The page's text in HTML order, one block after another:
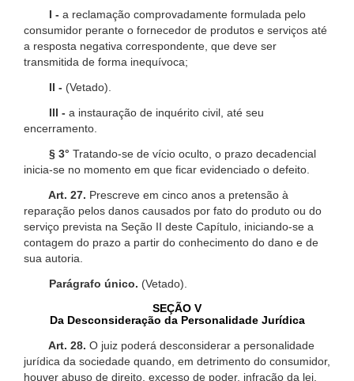
I - a reclamação comprovadamente formulada pelo
consumidor perante o fornecedor de produtos e serviços até
a resposta negativa correspondente, que deve ser
transmitida de forma inequívoca;
II - (Vetado).
III - a instauração de inquérito civil, até seu
encerramento.
§ 3° Tratando-se de vício oculto, o prazo decadencial
inicia-se no momento em que ficar evidenciado o defeito.
Art. 27. Prescreve em cinco anos a pretensão à
reparação pelos danos causados por fato do produto ou do
serviço prevista na Seção II deste Capítulo, iniciando-se a
contagem do prazo a partir do conhecimento do dano e de
sua autoria.
Parágrafo único. (Vetado).
SEÇÃO V
Da Desconsideração da Personalidade Jurídica
Art. 28. O juiz poderá desconsiderar a personalidade
jurídica da sociedade quando, em detrimento do consumidor,
houver abuso de direito, excesso de poder, infração da lei,